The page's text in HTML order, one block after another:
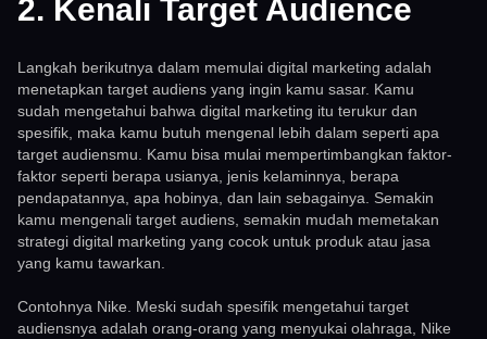
2. Kenali Target Audience
Langkah berikutnya dalam memulai digital marketing adalah
menetapkan target audiens yang ingin kamu sasar. Kamu
sudah mengetahui bahwa digital marketing itu terukur dan
spesifik, maka kamu butuh mengenal lebih dalam seperti apa
target audiensmu. Kamu bisa mulai mempertimbangkan faktor-
faktor seperti berapa usianya, jenis kelaminnya, berapa
pendapatannya, apa hobinya, dan lain sebagainya. Semakin
kamu mengenali target audiens, semakin mudah memetakan
strategi digital marketing yang cocok untuk produk atau jasa
yang kamu tawarkan.
Contohnya Nike. Meski sudah spesifik mengetahui target
audiensnya adalah orang-orang yang menyukai olahraga, Nike